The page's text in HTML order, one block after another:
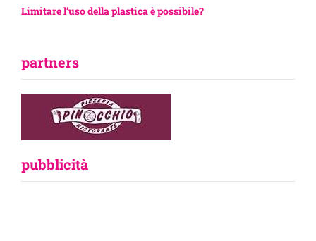
Limitare l’uso della plastica è possibile?
partners
pubblicità